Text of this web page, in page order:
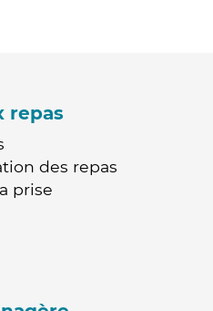
repas
des repas
prise